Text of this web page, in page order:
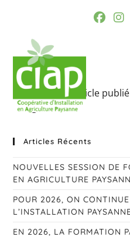
Il n’y a aucun article
catégorie.
Articles Récents
NOUVELLES SESSION DE
EN AGRICULTURE
POUR 2026, ON
L’INSTALLATION
EN 2026, LA FORMATION